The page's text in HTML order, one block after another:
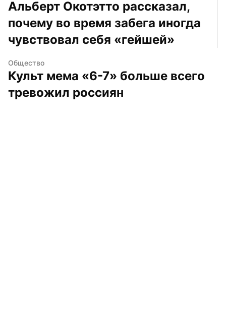
Альберт Окотэтто рассказал,
почему во время забега иногда
чувствовал себя «гейшей»
Общество
Культ мема «6-7» больше всего
тревожил россиян